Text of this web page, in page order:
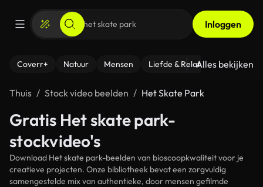
Inloggen
Coverr+ Natuur Mensen Liefde & Relaties - Fitness
Alles bekijken
Thuis Stock video beelden Het Skate Park
Gratis Het skate park-
stockvideo's
Download Het skate park-beelden van bioscoopkwaliteit voor je
creatieve projecten. Onze bibliotheek bevat een zorgvuldig
samengestelde mix van authentieke, door mensen gefilmde